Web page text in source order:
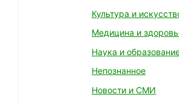
Культура и
Медицина и
Наука и
Непознанное
Новости и СМИ